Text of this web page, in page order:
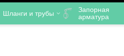
Шланги и трубы
Запорная
арматура